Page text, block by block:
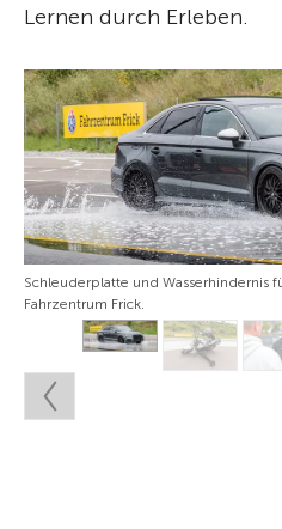
Lernen durch Erleben.
Schleuderplatte und Wasserhindernis
Fahrzentrum Frick.